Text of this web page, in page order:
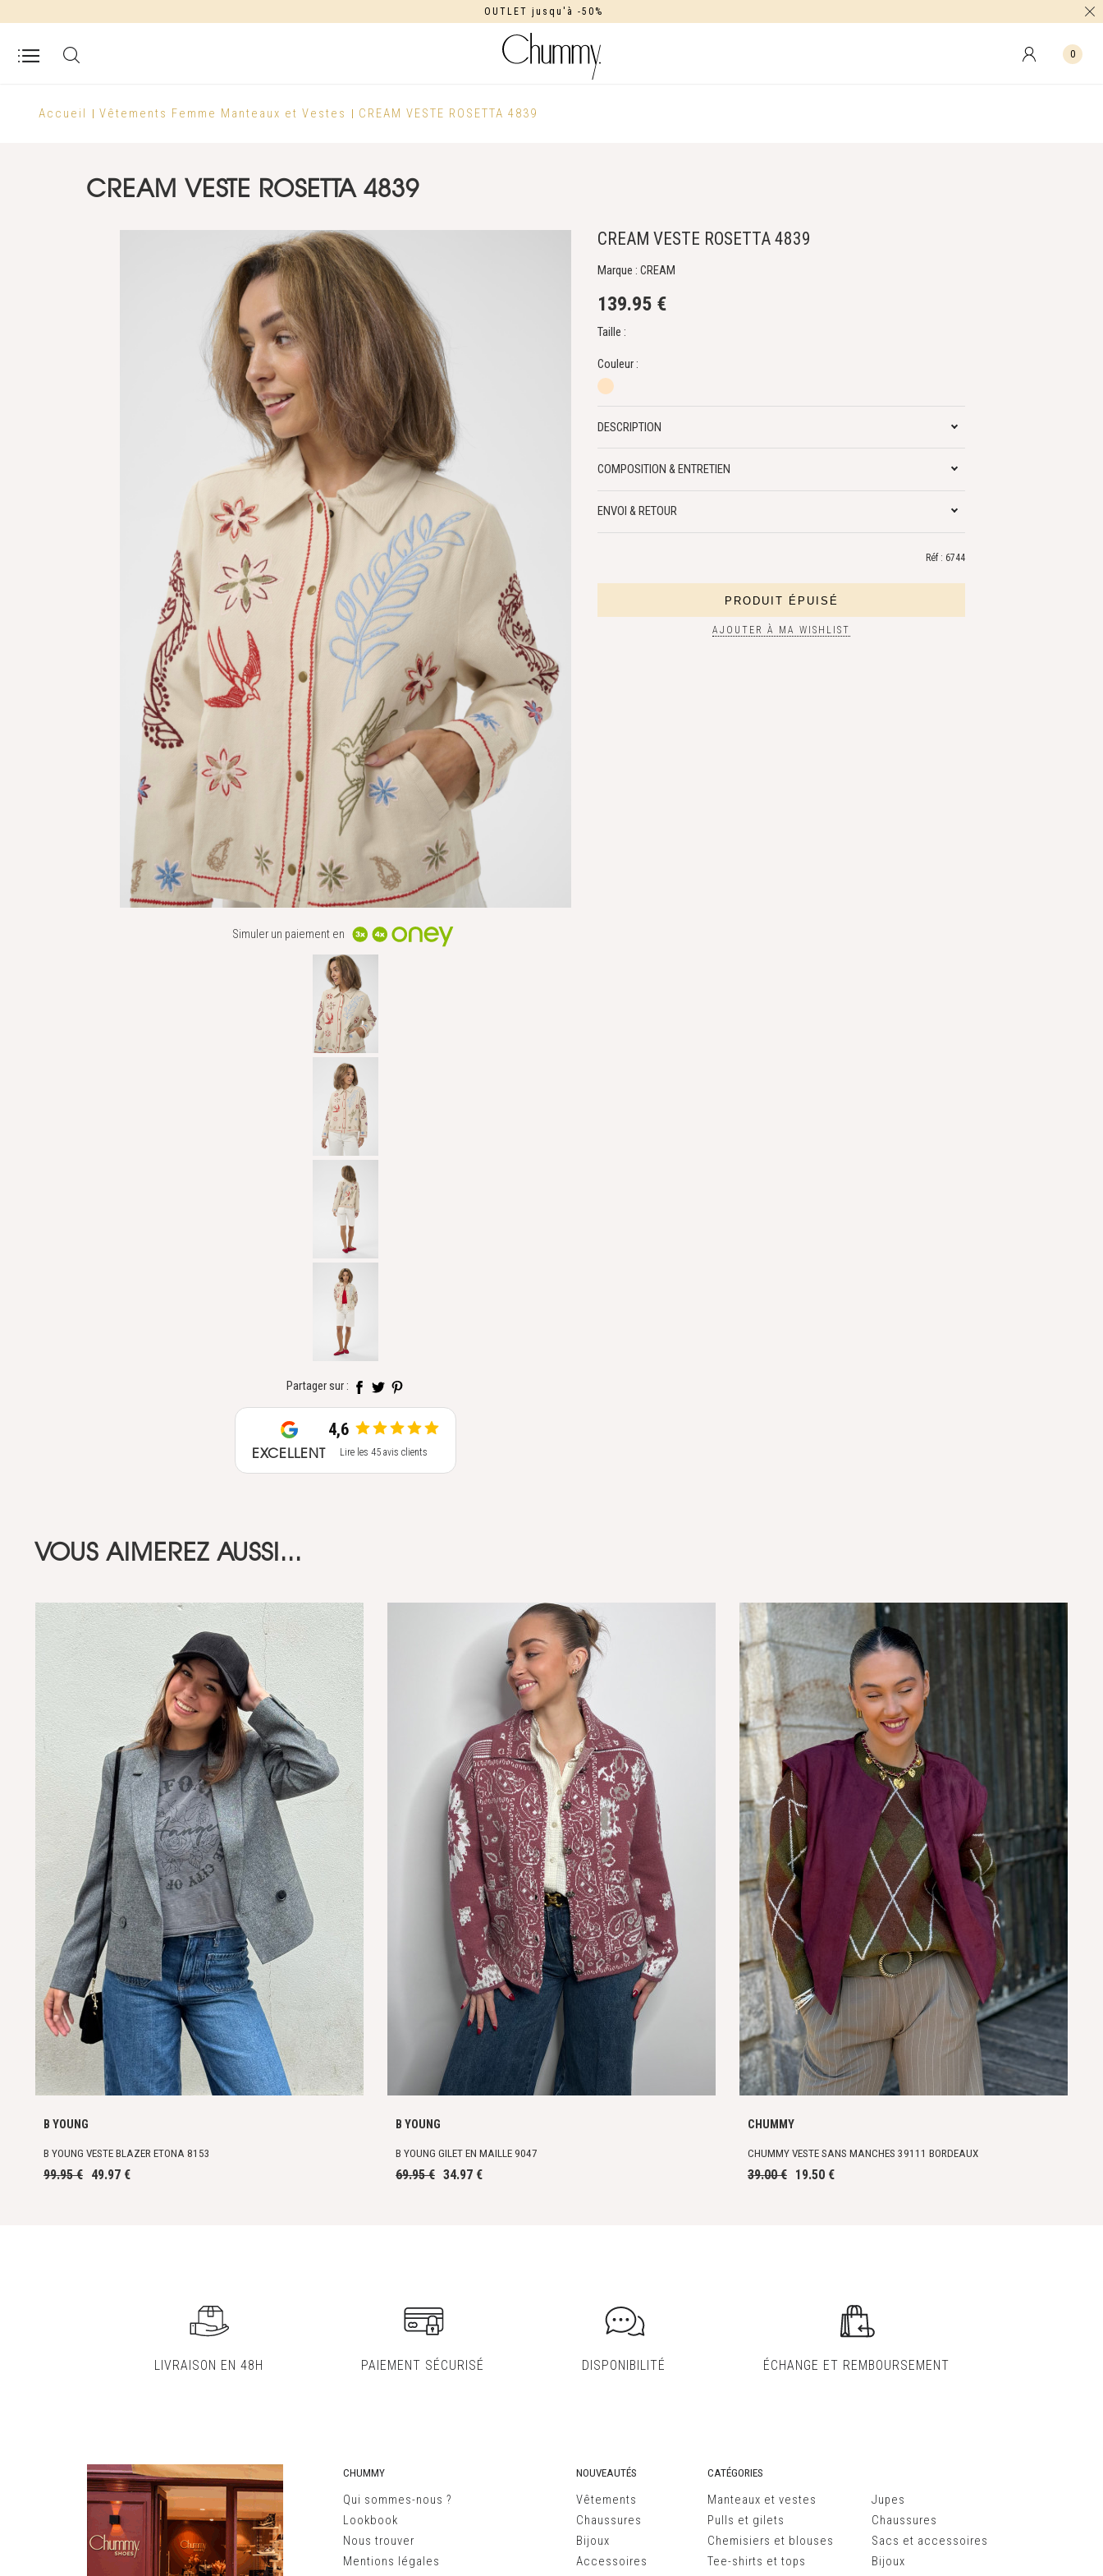
OUTLET jusqu'à -50%
0
Accueil Vêtements Femme Manteaux et Vestes CREAM VESTE ROSETTA 4839
CREAM VESTE ROSETTA 4839
Simuler un paiement en
Partager sur :
EXCELLENT
4,6
Lire les 45 avis clients
CREAM VESTE ROSETTA 4839
Marque : CREAM
139.95 €
Taille :
Couleur :
DESCRIPTION
COMPOSITION & ENTRETIEN
ENVOI & RETOUR
Réf : 6744
AJOUTER À MA WISHLIST
VOUS AIMEREZ AUSSI...
B YOUNG
B YOUNG VESTE BLAZER ETONA 8153
99.95 € 49.97 €
B YOUNG
B YOUNG GILET EN MAILLE 9047
69.95 € 34.97 €
CHUMMY
CHUMMY VESTE SANS MANCHES 39111 BORDEAUX
39.00 € 19.50 €
LIVRAISON EN 48H PAIEMENT SÉCURISÉ DISPONIBILITÉ ÉCHANGE ET REMBOURSEMENT
CHUMMY
Qui sommes-nous ?
Lookbook
Nous trouver
Mentions légales
NOUVEAUTÉS
Vêtements
Chaussures
Bijoux
Accessoires
CATÉGORIES
Manteaux et vestes
Pulls et gilets
Chemisiers et blouses
Tee-shirts et tops
Jupes
Chaussures
Sacs et accessoires
Bijoux